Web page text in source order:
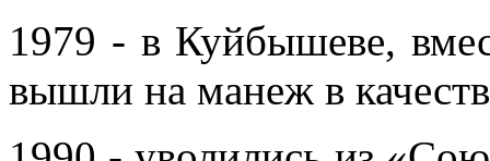
1979 - в Куйбышеве,
вышли на манеж в